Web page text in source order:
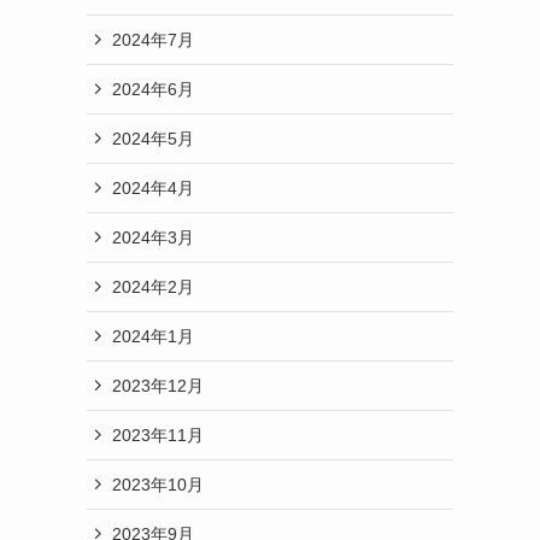
2024年7月
2024年6月
2024年5月
2024年4月
2024年3月
2024年2月
2024年1月
2023年12月
2023年11月
2023年10月
2023年9月